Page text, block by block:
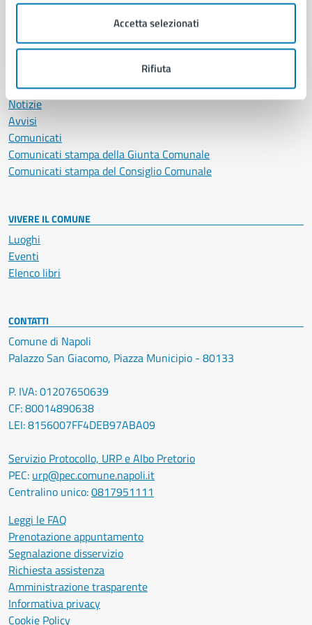
Accetta selezionati
Rifiuta
NOVITÀ
Notizie
Avvisi
Comunicati
Comunicati stampa della Giunta Comunale
Comunicati stampa del Consiglio Comunale
VIVERE IL COMUNE
Luoghi
Eventi
Elenco libri
CONTATTI
Comune di Napoli
Palazzo San Giacomo, Piazza Municipio - 80133
P. IVA: 01207650639
CF: 80014890638
LEI: 8156007FF4DEB97ABA09
Servizio Protocollo, URP e Albo Pretorio
PEC: urp@pec.comune.napoli.it
Centralino unico:0817951111
Leggi le FAQ
Prenotazione appuntamento
Segnalazione disservizio
Richiesta assistenza
Amministrazione trasparente
Informativa privacy
Cookie Policy